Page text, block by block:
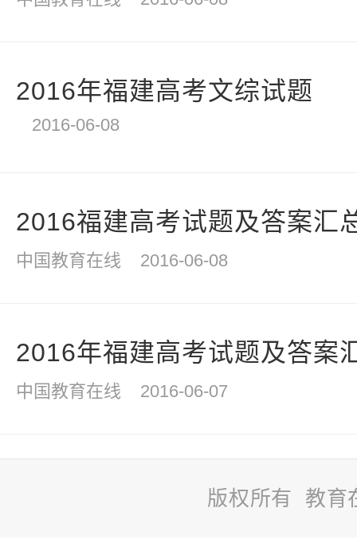
2016年福建高考文综试题
2016-06-08
2016福建高考试题及答案汇
中国教育在线 2016-06-08
2016年福建高考试题及答案
中国教育在线 2016-06-07
版权所有 教育